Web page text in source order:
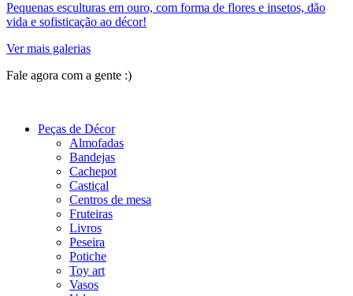
Pequenas esculturas em ouro, com forma de flores e insetos, dão
vida e sofisticação ao décor!
Ver mais galerias
Fale agora com a gente :)
Peças de Décor
Almofadas
Bandejas
Cachepot
Castiçal
Centros de mesa
Fruteiras
Livros
Peseira
Potiche
Toy art
Vasos